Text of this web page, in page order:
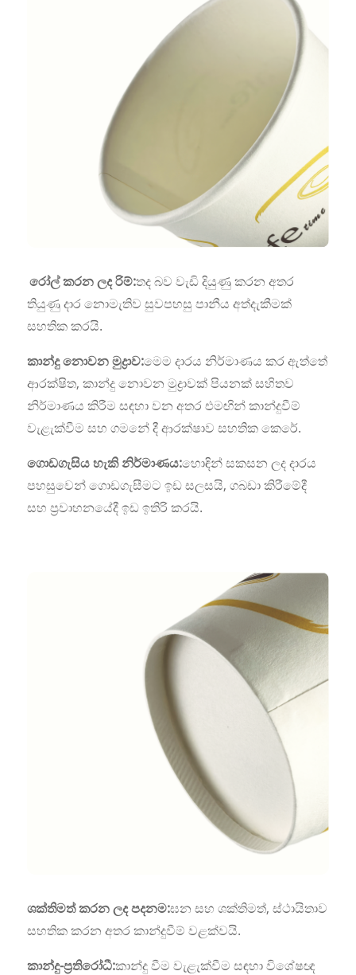
රෝල් කරන ලද රිම්:තද බව වැඩි දියුණු කරන අතර
තියුණු දාර නොමැතිව සුවපහසු පානීය අත්දැකීමක්
සහතික කරයි.
කාන්දු නොවන මුද්‍රාව:මෙම දාරය නිර්මාණය කර ඇත්තේ
ආරක්ෂිත, කාන්දු නොවන මුද්‍රාවක් පියනක් සහිතව
නිර්මාණය කිරීම සඳහා වන අතර එමඟින් කාන්දුවීම්
වැළැක්වීම සහ ගමනේ දී ආරක්ෂාව සහතික කෙරේ.
ගොඩගැසිය හැකි නිර්මාණය:හොඳින් සකසන ලද දාරය
පහසුවෙන් ගොඩගැසීමට ඉඩ සලසයි, ගබඩා කිරීමේදී
සහ ප්‍රවාහනයේදී ඉඩ ඉතිරි කරයි.
ශක්තිමත් කරන ලද පදනම:ඝන සහ ශක්තිමත්, ස්ථායිතාව
සහතික කරන අතර කාන්දුවීම් වළක්වයි.
කාන්දු-ප්‍රතිරෝධී:කාන්දු වීම වැළැක්වීම සඳහා විශේෂඥ